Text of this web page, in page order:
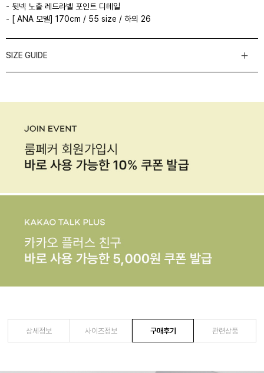
- 뒷넥 노출 레드라벨 포인트 디테일
- [ ANA 모델] 170cm / 55 size / 하의 26
SIZE GUIDE
상세정보 사이즈정보 구매후기 관련상품